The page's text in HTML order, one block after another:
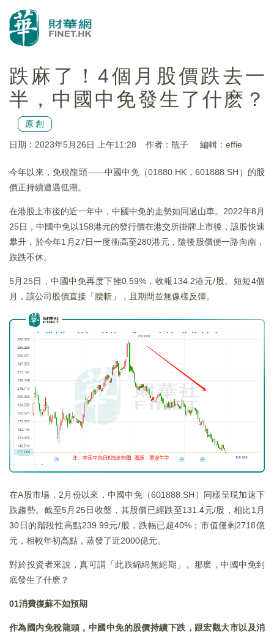
跌麻了！4個月股價跌去一
半，中國中免發生了什麽？
原創
日期：2023年5月26日 上午11:28 作者：瓶子 編輯：effie
今年以來，免稅龍頭——中國中免（01880.HK，601888.SH）的股
價正持續遭遇低潮。
在港股上市後的近一年中，中國中免的走勢如同過山車。2022年8月
25日，中國中免以158港元的發行價在港交所掛牌上市後，該股快速
攀升，於今年1月27日一度衝高至280港元，隨後股價便一路向南，
跌跌不休。
5月25日，中國中免再度下挫0.59%，收報134.2港元/股。短短4個
月，該公司股價直接「腰斬」，且期間並無像樣反彈。
在A股市場，2月份以來，中國中免（601888.SH）同樣呈現加速下
跌趨勢。截至5月25日收盤，其股價已經跌至131.4元/股，相比1月
30日的階段性高點239.99元/股，跌幅已超40%；市值僅剩2718億
元，相較年初高點，蒸發了近2000億元。
對於投資者來說，真可謂「此跌綿綿無絕期」。那麽，中國中免到
底發生了什麽？
01消費復蘇不如預期
作為國内免稅龍頭，中國中免的股價持續下跌，跟宏觀大市以及消